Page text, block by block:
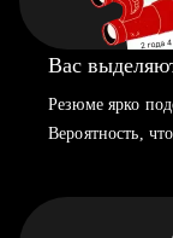
Вас
Резюме ярко
Вероятность,